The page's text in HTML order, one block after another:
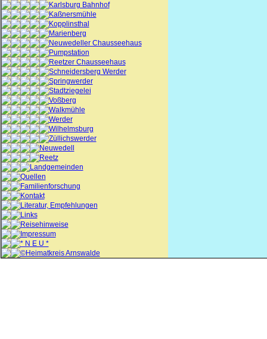
Karlsburg Bahnhof
Kaßnersmühle
Kopplinsthal
Marienberg
Neuwedeller Chausseehaus
Pumpstation
Reetzer Chausseehaus
Schneidersberg Werder
Springwerder
Stadtziegelei
Voßberg
Walkmühle
Werder
Wilhelmsburg
Züllichswerder
Neuwedell
Reetz
Landgemeinden
Quellen
Familienforschung
Kontakt
Literatur, Empfehlungen
Links
Reisehinweise
Impressum
* N E U *
©Heimatkreis Arnswalde